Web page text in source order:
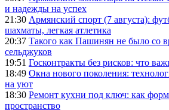
и надежды на успех
21:30 Армянский спорт (7 августа):
шахматы, легкая атлетика
20:37 Такого как Пашинян не было со
сельджуков
19:51 Госконтракты без рисков: что
18:49 Окна нового поколения:
на уют
18:30 Ремонт кухни под ключ: как
пространство